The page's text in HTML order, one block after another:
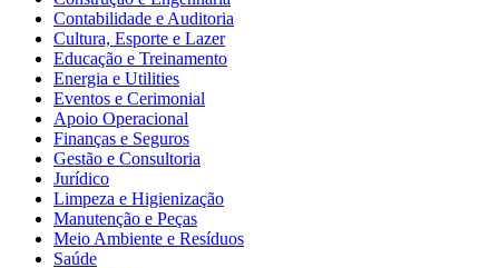
Contabilidade e Auditoria
Cultura, Esporte e Lazer
Educação e Treinamento
Energia e Utilities
Eventos e Cerimonial
Apoio Operacional
Finanças e Seguros
Gestão e Consultoria
Jurídico
Limpeza e Higienização
Manutenção e Peças
Meio Ambiente e Resíduos
Saúde